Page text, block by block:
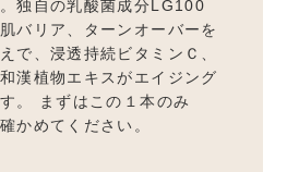
独自の乳酸菌成分LG100
バリア、ターンオーバーを
で、浸透持続ビタミンＣ、
漢植物エキスがエイジング
。 まずはこの１本のみ
かめてください。